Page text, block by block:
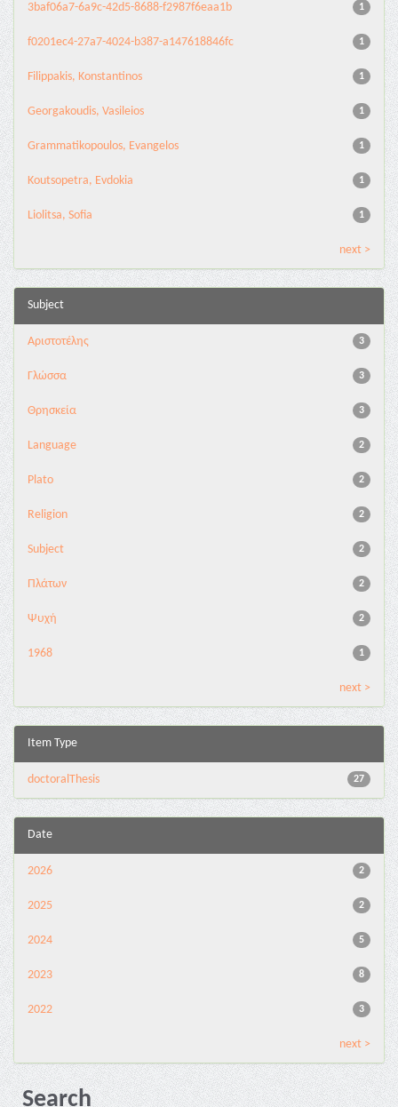
1
3baf06a7-6a9c-42d5-8688-f2987f6eaa1b
1
f0201ec4-27a7-4024-b387-a147618846fc
1
Filippakis, Konstantinos
1
Georgakoudis, Vasileios
1
Grammatikopoulos, Evangelos
1
Koutsopetra, Evdokia
1
Liolitsa, Sofia
next >
Subject
3
Αριστοτέλης
3
Γλώσσα
3
Θρησκεία
2
Language
2
Plato
2
Religion
2
Subject
2
Πλάτων
2
Ψυχή
1
1968
next >
Item Type
27
doctoralThesis
Date
2
2026
2
2025
5
2024
8
2023
3
2022
next >
Search